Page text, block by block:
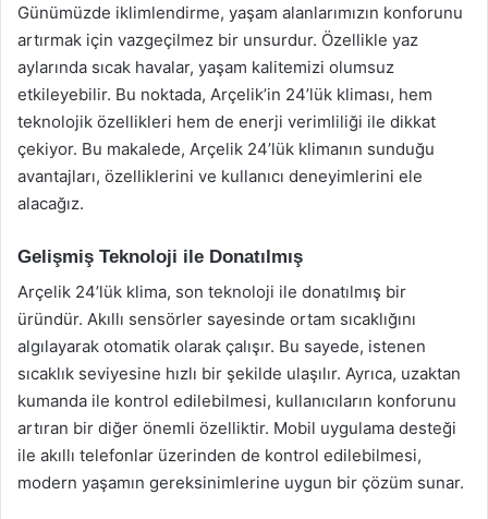
Günümüzde iklimlendirme, yaşam alanlarımızın konforunu
artırmak için vazgeçilmez bir unsurdur. Özellikle yaz
aylarında sıcak havalar, yaşam kalitemizi olumsuz
etkileyebilir. Bu noktada, Arçelik’in 24’lük kliması, hem
teknolojik özellikleri hem de enerji verimliliği ile dikkat
çekiyor. Bu makalede, Arçelik 24’lük klimanın sunduğu
avantajları, özelliklerini ve kullanıcı deneyimlerini ele
alacağız.
Gelişmiş Teknoloji ile Donatılmış
Arçelik 24’lük klima, son teknoloji ile donatılmış bir
üründür. Akıllı sensörler sayesinde ortam sıcaklığını
algılayarak otomatik olarak çalışır. Bu sayede, istenen
sıcaklık seviyesine hızlı bir şekilde ulaşılır. Ayrıca, uzaktan
kumanda ile kontrol edilebilmesi, kullanıcıların konforunu
artıran bir diğer önemli özelliktir. Mobil uygulama desteği
ile akıllı telefonlar üzerinden de kontrol edilebilmesi,
modern yaşamın gereksinimlerine uygun bir çözüm sunar.